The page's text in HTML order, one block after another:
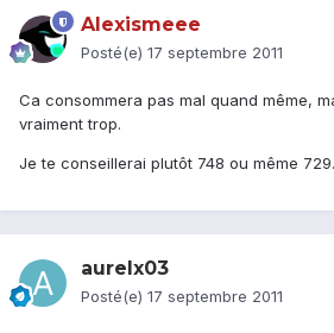
Alexismeee
Posté(e) 17 septembre 2011
Ca consommera pas mal quand même,
vraiment trop.
Je te conseillerai plutôt 748 ou même
aurelx03
Posté(e) 17 septembre 2011